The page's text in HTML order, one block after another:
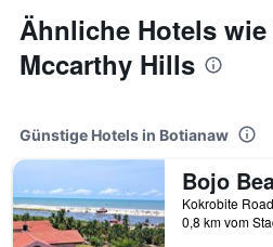
Ähnliche Hotels
Mccarthy Hills
Günstige Hotels in Botianaw
0,8 km vom